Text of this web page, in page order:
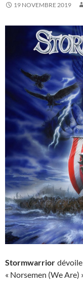
19 NOVEMBRE 2019
Stormwarrior
« Norsemen (We Are)